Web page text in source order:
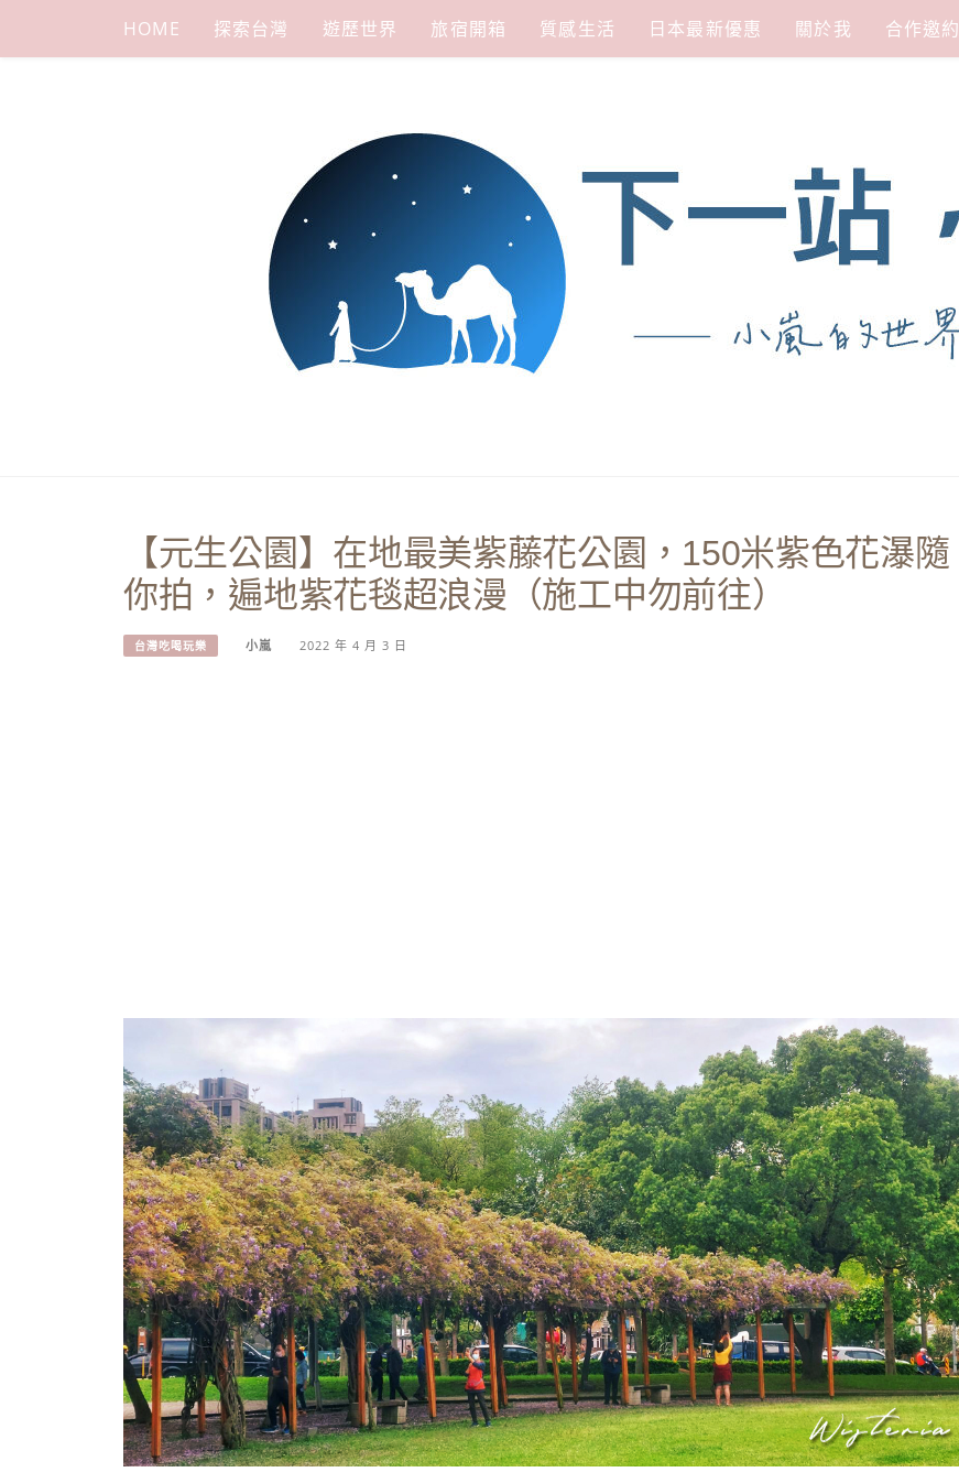
HOME 探索台灣 遊歷世界 旅宿開箱 質感生活 日本最新優惠 關於我 合作邀約
【元生公園】在地最美紫藤花公園，150米紫色花瀑隨
你拍，遍地紫花毯超浪漫（施工中勿前往）
台灣吃喝玩樂 小嵐 2022 年 4 月 3 日